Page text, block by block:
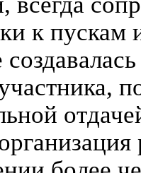
к пускам